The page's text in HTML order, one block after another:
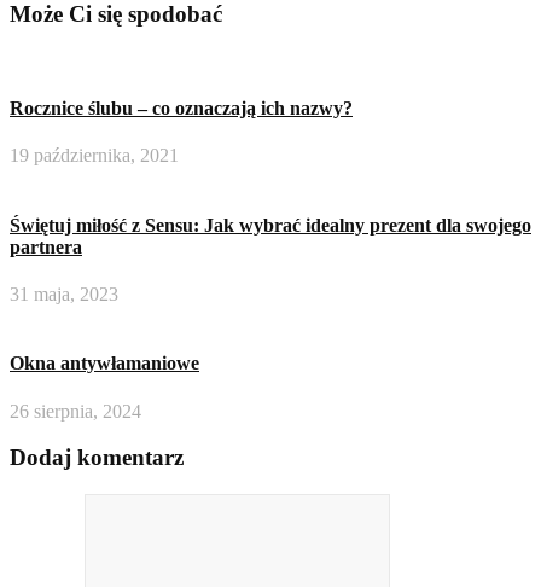
Może Ci się spodobać
Rocznice ślubu – co oznaczają ich nazwy?
19 października, 2021
Świętuj miłość z Sensu: Jak wybrać idealny prezent dla swojego
partnera
31 maja, 2023
Okna antywłamaniowe
26 sierpnia, 2024
Dodaj komentarz